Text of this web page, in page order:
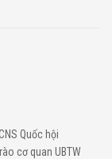
Quốc hội
cơ quan UBTW